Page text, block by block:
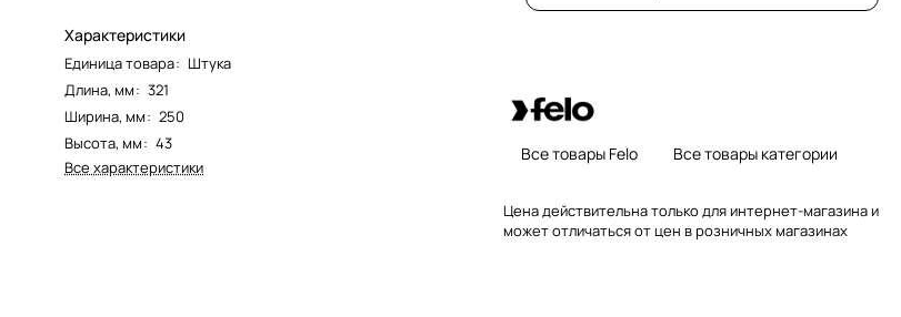
Характеристики
Единица товара: Штука
Длина, мм: 321
Ширина, мм: 250
Высота, мм: 43
Все характеристики
Все товары Felo Все товары категории
Цена действительна только для интернет-магазина и
может отличаться от цен в розничных магазинах